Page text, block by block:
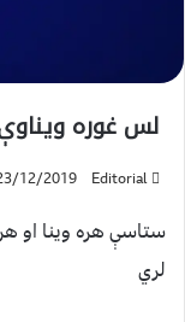
لس غوره
Editorial
12/2019
ستاسې هره وينا او
لري